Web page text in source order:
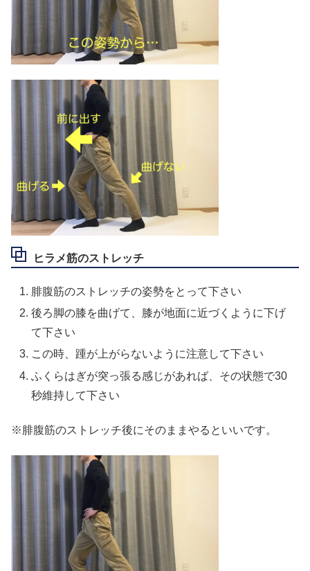
ヒラメ筋のストレッチ
腓腹筋のストレッチの姿勢をとって下さい
後ろ脚の膝を曲げて、膝が地面に近づくように下げ
て下さい
この時、踵が上がらないように注意して下さい
ふくらはぎが突っ張る感じがあれば、その状態で30
秒維持して下さい
※腓腹筋のストレッチ後にそのままやるといいです。